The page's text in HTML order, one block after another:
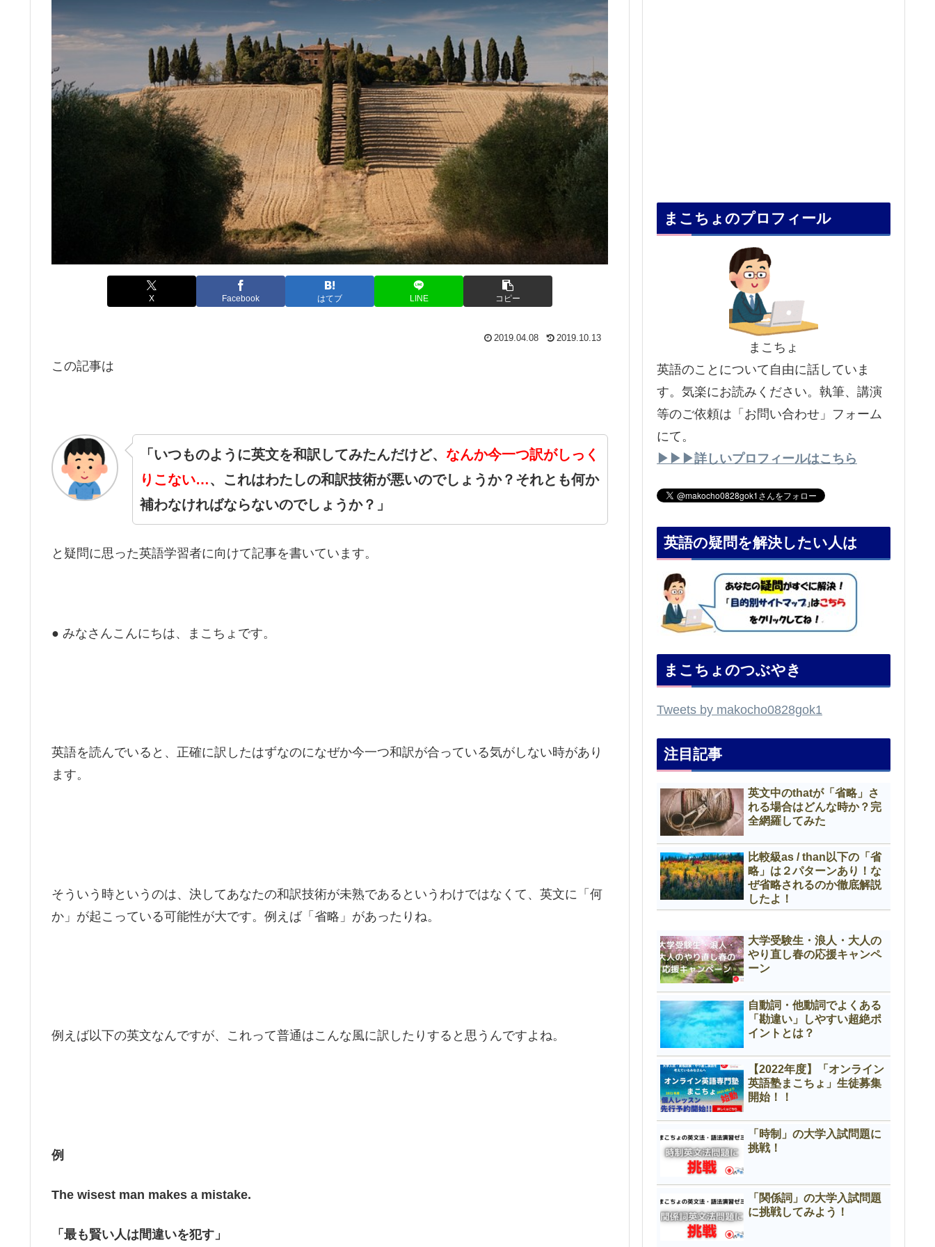
X Facebook はてブ LINE コピー
2019.04.08 2019.10.13
この記事は
「いつものように英文を和訳してみたんだけど、 なんか今一つ訳がしっく
りこない…、これはわたしの和訳技術が悪いのでしょうか？それとも何か
補わなければならないのでしょうか？」
と疑問に思った英語学習者に向けて記事を書いています。
● みなさんこんにちは、まこちょです。
英語を読んでいると、正確に訳したはずなのになぜか今一つ和訳が合っている気がしない時があり
ます。
そういう時というのは、決してあなたの和訳技術が未熟であるというわけではなくて、英文に「何
か」が起こっている可能性が大です。例えば「省略」があったりね。
例えば以下の英文なんですが、これって普通はこんな風に訳したりすると思うんですよね。
例
The wisest man makes a mistake.
「最も賢い人は間違いを犯す」
まこちょのプロフィール
まこちょ
英語のことについて自由に話していま
す。気楽にお読みください。執筆、講演
等のご依頼は「お問い合わせ」フォーム
にて。
▶▶▶詳しいプロフィールはこちら
英語の疑問を解決したい人は
まこちょのつぶやき
Tweets by makocho0828gok1
注目記事
英文中のthatが「省略」さ
れる場合はどんな時か？完
全網羅してみた
比較級as / than以下の「省
略」は２パターンあり！な
ぜ省略されるのか徹底解説
したよ！
大学受験生・浪人・大人の
やり直し春の応援キャンペ
ーン
自動詞・他動詞でよくある
「勘違い」しやすい超絶ポ
イントとは？
【2022年度】「オンライン
英語塾まこちょ」生徒募集
開始！！
「時制」の大学入試問題に
挑戦！
「関係詞」の大学入試問題
に挑戦してみよう！